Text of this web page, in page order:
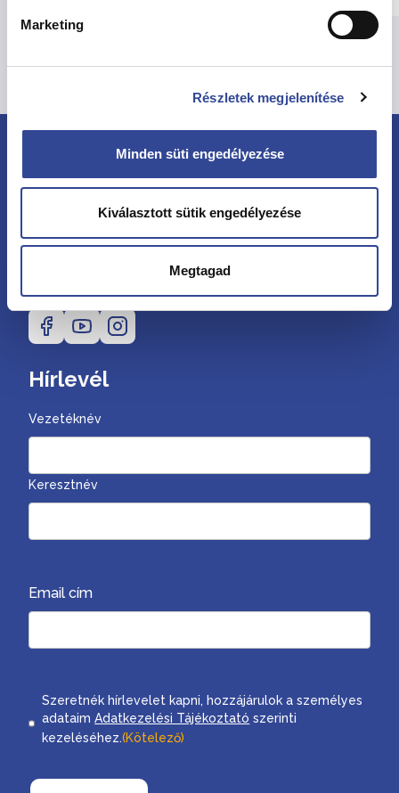
Marketing
Részletek megjelenítése
Minden süti engedélyezése
Kiválasztott sütik engedélyezése
Megtagad
Hírlevél
Vezetéknév
Keresztnév
Email cím
Consent
Szeretnék hírlevelet kapni, hozzájárulok a személyes
adataimAdatkezelési Tájékoztató szerinti
kezeléséhez.(Kötelező)